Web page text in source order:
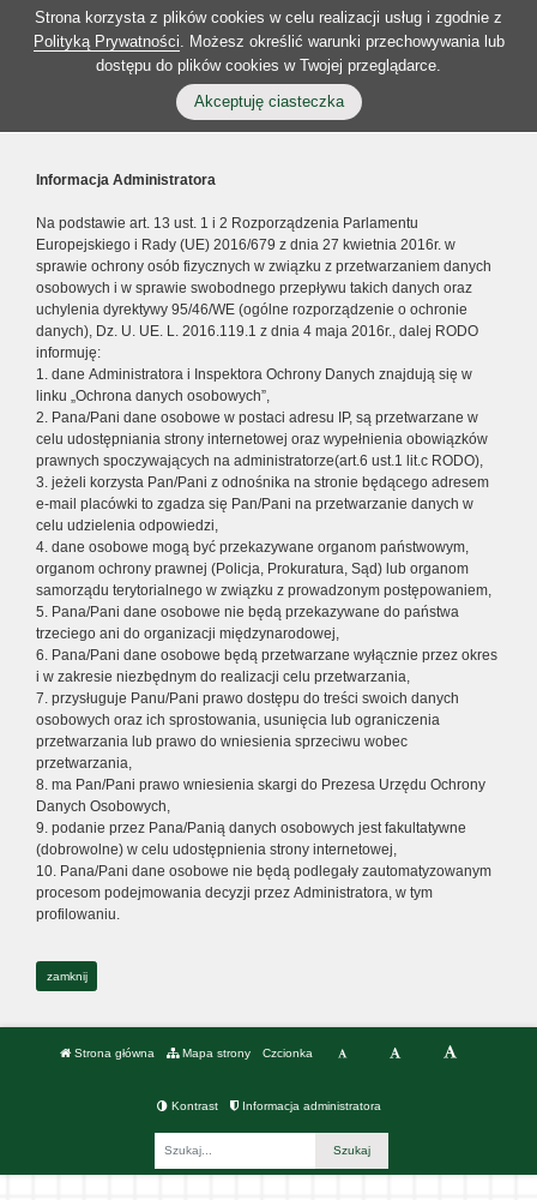
Strona korzysta z plików cookies w celu realizacji usług i zgodnie z
Polityką Prywatności. Możesz określić warunki przechowywania lub
dostępu do plików cookies w Twojej przeglądarce.
Akceptuję ciasteczka
Informacja Administratora
Na podstawie art. 13 ust. 1 i 2 Rozporządzenia Parlamentu
Europejskiego i Rady (UE) 2016/679 z dnia 27 kwietnia 2016r. w
sprawie ochrony osób fizycznych w związku z przetwarzaniem danych
osobowych i w sprawie swobodnego przepływu takich danych oraz
uchylenia dyrektywy 95/46/WE (ogólne rozporządzenie o ochronie
danych), Dz. U. UE. L. 2016.119.1 z dnia 4 maja 2016r., dalej RODO
informuję:
1. dane Administratora i Inspektora Ochrony Danych znajdują się w
linku „Ochrona danych osobowych”,
2. Pana/Pani dane osobowe w postaci adresu IP, są przetwarzane w
celu udostępniania strony internetowej oraz wypełnienia obowiązków
prawnych spoczywających na administratorze(art.6 ust.1 lit.c RODO),
3. jeżeli korzysta Pan/Pani z odnośnika na stronie będącego adresem
e-mail placówki to zgadza się Pan/Pani na przetwarzanie danych w
celu udzielenia odpowiedzi,
4. dane osobowe mogą być przekazywane organom państwowym,
organom ochrony prawnej (Policja, Prokuratura, Sąd) lub organom
samorządu terytorialnego w związku z prowadzonym postępowaniem,
5. Pana/Pani dane osobowe nie będą przekazywane do państwa
trzeciego ani do organizacji międzynarodowej,
6. Pana/Pani dane osobowe będą przetwarzane wyłącznie przez okres
i w zakresie niezbędnym do realizacji celu przetwarzania,
7. przysługuje Panu/Pani prawo dostępu do treści swoich danych
osobowych oraz ich sprostowania, usunięcia lub ograniczenia
przetwarzania lub prawo do wniesienia sprzeciwu wobec
przetwarzania,
8. ma Pan/Pani prawo wniesienia skargi do Prezesa Urzędu Ochrony
Danych Osobowych,
9. podanie przez Pana/Panią danych osobowych jest fakultatywne
(dobrowolne) w celu udostępnienia strony internetowej,
10. Pana/Pani dane osobowe nie będą podlegały zautomatyzowanym
procesom podejmowania decyzji przez Administratora, w tym
profilowaniu.
zamknij
Strona główna Mapa strony Czcionka
Kontrast Informacja administratora